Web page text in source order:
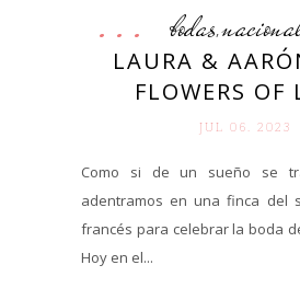
bodas ,
LAURA &
FLOWERS OF
JUL 06. 2023
Como si de un sueño se
adentramos en una finca del
francés para celebrar la boda
Hoy en el...